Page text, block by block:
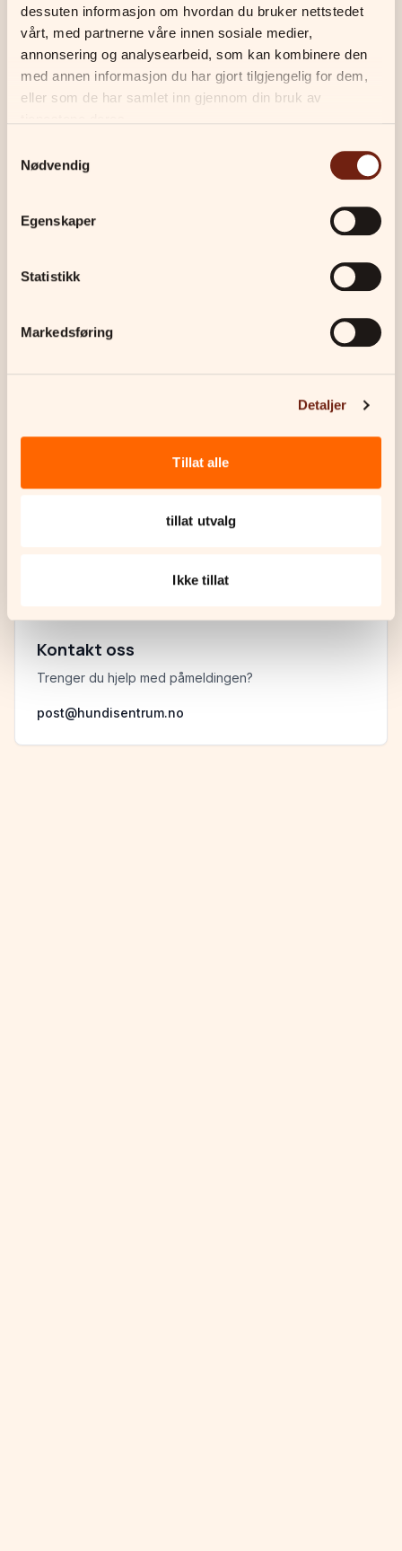
dessuten informasjon om hvordan du bruker nettstedet
vårt, med partnerne våre innen sosiale medier,
annonsering og analysearbeid, som kan kombinere den
med annen informasjon du har gjort tilgjengelig for dem,
eller som de har samlet inn gjennom din bruk av
Nødvendig
Egenskaper
Statistikk
Markedsføring
Detaljer
Tillat alle
tillat utvalg
Ikke tillat
17. august 2026-12. oktober 2026
kl.
19:15-20:45
Viktig informasjon
Du mottar faktura etter påmelding
Kontakt oss
Trenger du hjelp med påmeldingen?
post@hundisentrum.no